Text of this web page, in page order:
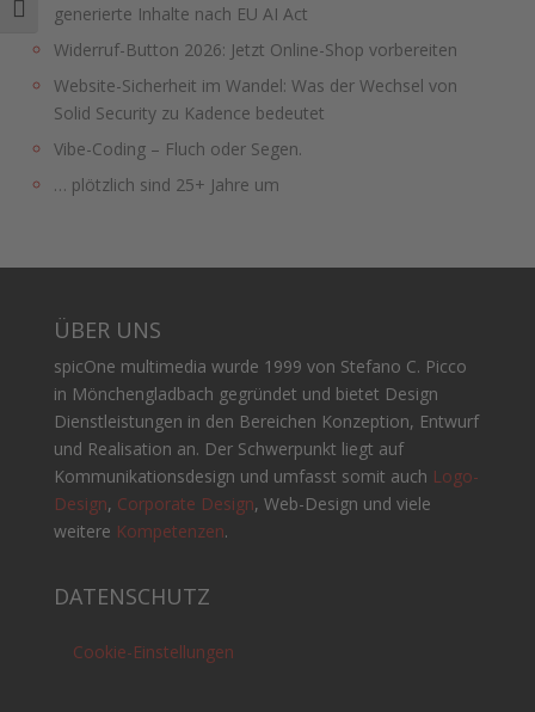
Schrift vergrößern
generierte Inhalte nach EU AI Act
Widerruf-Button 2026: Jetzt Online-Shop vorbereiten
Website-Sicherheit im Wandel: Was der Wechsel von
Solid Security zu Kadence bedeutet
Vibe-Coding – Fluch oder Segen.
… plötzlich sind 25+ Jahre um
ÜBER UNS
spicOne multimedia wurde 1999 von Stefano C. Picco
in Mönchengladbach gegründet und bietet Design
Dienstleistungen in den Bereichen Konzeption, Entwurf
und Realisation an. Der Schwerpunkt liegt auf
Kommunikationsdesign und umfasst somit auch Logo-
Design, Corporate Design, Web-Design und viele
weitere Kompetenzen.
DATENSCHUTZ
Cookie-Einstellungen